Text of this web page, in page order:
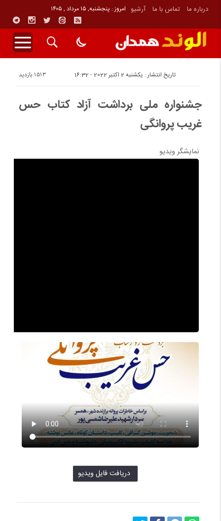
درباره ما تماس با ما آرشیو امروز : پنجشنبه, ۱۵ مرداد , ۱۴۰۵
تاریخ انتشار : یکشنبه 2 اکتبر 2022 - 16:32 1513 بازدید
جشنواره ملی برداشت آزاد کتاب حس
غریب پروانگی
نمایشگر ویدیو
دريافت فایل ویدیو